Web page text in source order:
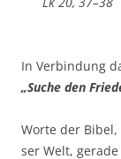
In Ver­bin­dung
„Suche den
Wor­te der
ser Welt,